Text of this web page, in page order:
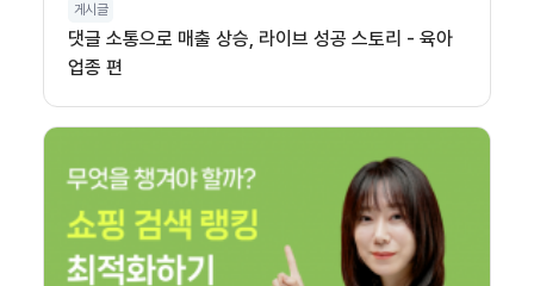
게시글
댓글 소통으로 매출 상승, 라이브 성공 스토리 - 육아
업종 편